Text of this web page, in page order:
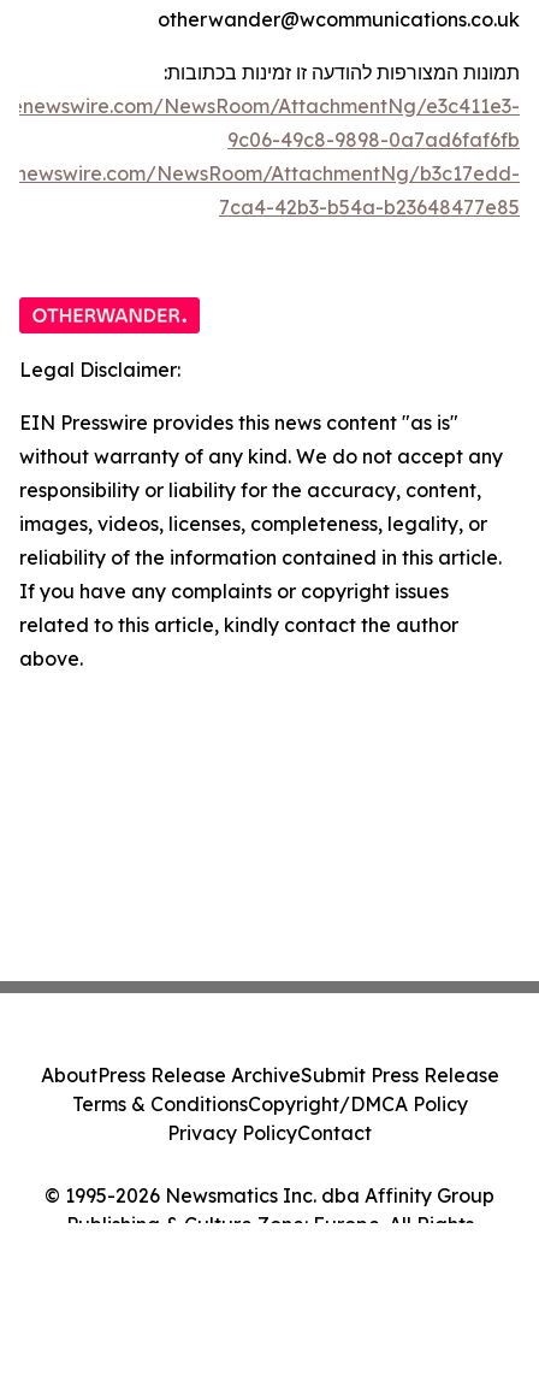
otherwander@wcommunications.co.uk
תמונות המצורפות להודעה זו זמינות בכתובות:
NewsRoom/AttachmentNg/e3c411e3-
9c06-49c8-9898-0a7ad6faf6fb
NewsRoom/AttachmentNg/b3c17edd-
7ca4-42b3-b54a-b23648477e85
Legal Disclaimer:
EIN Presswire provides this news content "as is"
without warranty of any kind. We do not accept any
responsibility or liability for the accuracy, content,
images, videos, licenses, completeness, legality, or
reliability of the information contained in this article.
If you have any complaints or copyright issues
related to this article, kindly contact the author
above.
© 1995-2026 Newsmatics Inc. dba Affinity Group
Publishing & Culture Zone: Europe. All Rights
AboutPress Release ArchiveSubmit Press Release
Terms & ConditionsCopyright/DMCA Policy
Privacy PolicyContact